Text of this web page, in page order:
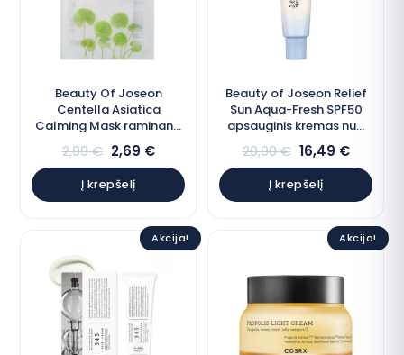
Beauty Of Joseon
Centella Asiatica
Calming Mask raminanti
veido kaukė
2,99€ 2,69 €
Į krepšelį
Beauty of Joseon Relief
Sun Aqua-Fresh SPF50
apsauginis kremas nuo
saulės
20,90€ 16,49 €
Į krepšelį
Akcija! Akcija!